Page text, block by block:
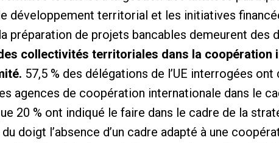
développement territorial et les initiatives
préparation de projets bancables demeurent des
collectivités territoriales dans la coopération
57,5 ​​% des délégations de l’UE interrogées
agences de coopération internationale dans le
20 % ont indiqué le faire dans le cadre de la
du doigt l’absence d’un cadre adapté à une